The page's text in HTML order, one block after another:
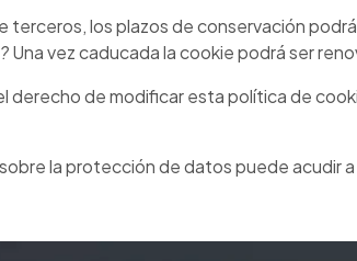
terceros, los plazos de conservación
Una vez caducada la cookie podrá ser
derecho de modificar esta política de
la protección de datos puede acudir